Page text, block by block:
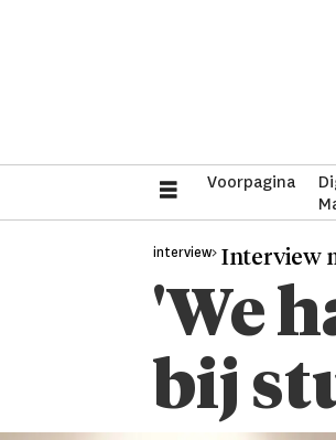
Voorpagina
interview> Interview
'We
bij